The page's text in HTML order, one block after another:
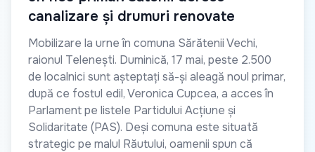
canalizare și drumuri renovate
Mobilizare la urne în comuna Sărătenii Vechi,
raionul Telenești. Duminică, 17 mai, peste 2.500
de localnici sunt așteptați să-și aleagă noul primar,
după ce fostul edil, Veronica Cupcea, a acces în
Parlament pe listele Partidului Acțiune și
Solidaritate (PAS). Deși comuna este situată
strategic pe malul Răutului, oamenii spun că